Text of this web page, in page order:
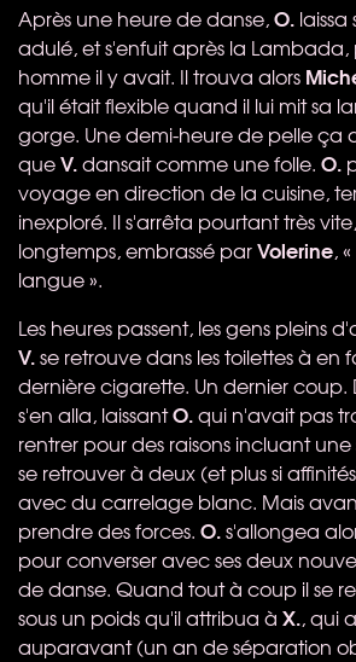
Après une heure de danse,O.
adulé, et s'enfuit après la Lambada,
homme il y avait. Il trouva alors
qu'il était flexible quand il lui mit sa
gorge. Une demi-heure de pelle ça
queV.dansait comme une folle. O.
voyage en direction de la cuisine,
inexploré. Il s'arrêta pourtant très
longtemps, embrassé parVolerine,
langue ».
Les heures passent, les gens pleins
V.se retrouve dans les toilettes à en
dernière cigarette. Un dernier coup.
s'en alla, laissantO.qui n'avait pas
rentrer pour des raisons incluant
se retrouver à deux (et plus si
avec du carrelage blanc. Mais
prendre des forces. O.s'allongea
pour converser avec ses deux
de danse. Quand tout à coup il se
sous un poids qu'il attribua à X., qui
auparavant (un an de séparation